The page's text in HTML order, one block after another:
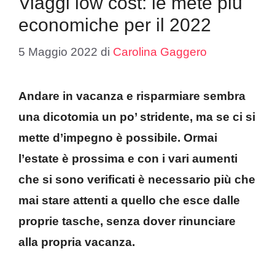
economiche per il 2022
5 Maggio 2022 di Carolina Gaggero
Andare in vacanza e risparmiare sembra
una dicotomia un po’ stridente, ma se ci si
mette d’impegno è possibile. Ormai
l’estate è prossima e con i vari aumenti
che si sono verificati è necessario più che
mai stare attenti a quello che esce dalle
proprie tasche, senza dover rinunciare
alla propria vacanza.